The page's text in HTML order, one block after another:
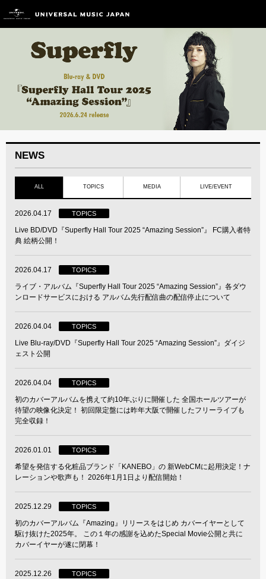
NEWS
ALL TOPICS MEDIA LIVE/EVENT
2026.04.17 TOPICS
Live BD/DVD『Superfly Hall Tour 2025 “Amazing Session”』 FC購入者特
典 絵柄公開！
2026.04.17 TOPICS
ライブ・アルバム『Superfly Hall Tour 2025 “Amazing Session”』各ダウ
ンロードサービスにおける アルバム先行配信曲の配信停止について
2026.04.04 TOPICS
Live Blu-ray/DVD『Superfly Hall Tour 2025 “Amazing Session”』ダイジ
ェスト公開
2026.04.04 TOPICS
初のカバーアルバムを携えて約10年ぶりに開催した 全国ホールツアーが
待望の映像化決定！ 初回限定盤には昨年大阪で開催したフリーライブも
完全収録！
2026.01.01 TOPICS
希望を発信する化粧品ブランド「KANEBO」の 新WebCMに起用決定！ナ
レーションや歌声も！ 2026年1月1日より配信開始！
2025.12.29 TOPICS
初のカバーアルバム『Amazing』リリースをはじめ カバーイヤーとして
駆け抜けた2025年。 この１年の感謝を込めたSpecial Movie公開と共に
カバーイヤーが遂に閉幕！
2025.12.26 TOPICS